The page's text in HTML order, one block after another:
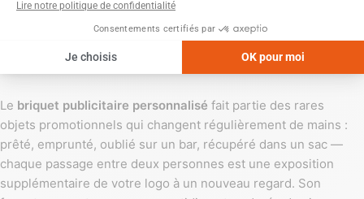
Briquet publicitaire : un support de
communication à fort taux de
visibilité
Le briquet publicitaire personnalisé fait partie des rares
objets promotionnels qui changent régulièrement de mains :
prêté, emprunté, oublié sur un bar, récupéré dans un sac —
chaque passage entre deux personnes est une exposition
supplémentaire de votre logo à un nouveau regard. Son